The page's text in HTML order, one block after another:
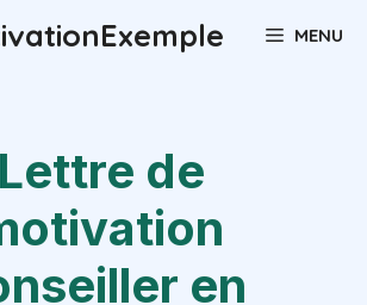
MENU
Lettre de
en